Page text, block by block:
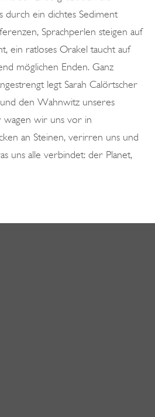
durch ein dichtes Sediment
Sprachperlen steigen auf
ein ratloses Orakel taucht auf
möglichen Enden. Ganz
legt Sarah Calörtscher
den Wahnwitz unseres
wagen wir uns vor in
an Steinen, verirren uns und
uns alle verbindet: der Planet,